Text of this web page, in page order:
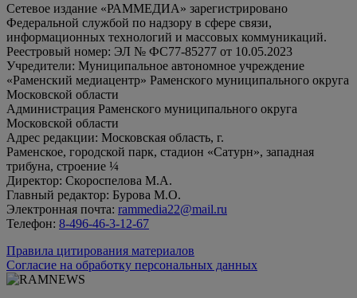
Сетевое издание «РАММЕДИА» зарегистрировано
Федеральной службой по надзору в сфере связи,
информационных технологий и массовых коммуникаций.
Реестровый номер: ЭЛ № ФС77-85277 от 10.05.2023
Учредители: Муниципальное автономное учреждение
«Раменский медиацентр» Раменского муниципального округа
Московской области
Администрация Раменского муниципального округа
Московской области
Адрес редакции: Московская область, г.
Раменское, городской парк, стадион «Сатурн», западная
трибуна, строение ¼
Директор: Скороспелова М.А.
Главный редактор: Бурова М.О.
Электронная почта: rammedia22@mail.ru
Телефон: 8-496-46-3-12-67
Правила цитирования материалов
Согласие на обработку персональных данных